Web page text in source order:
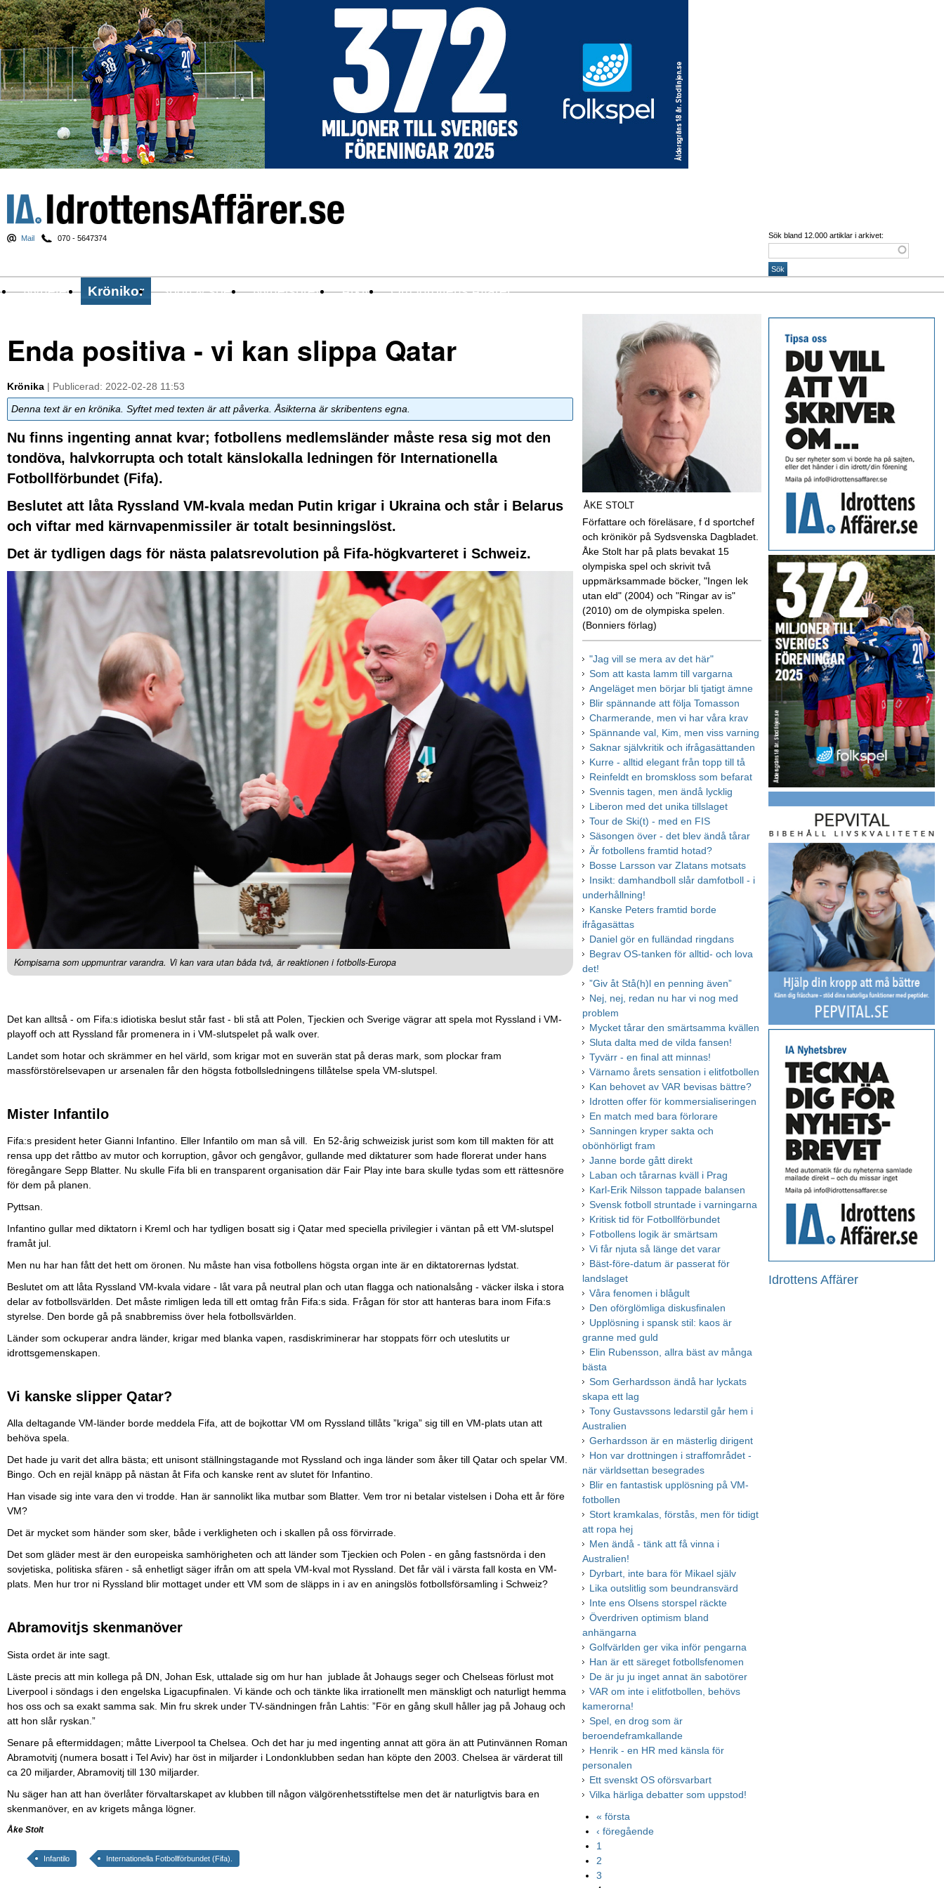
Mail 070 - 5647374 Sök bland 12.000 artiklar i arkivet:
Nyheter Krönikor Sport & spel Nyhetsbrev Arkiv Om Idrottens Affärer
Enda positiva - vi kan slippa Qatar
Krönika | Publicerad: 2022-02-28 11:53
Denna text är en krönika. Syftet med texten är att påverka. Åsikterna är skribentens egna.
Nu finns ingenting annat kvar; fotbollens medlemsländer måste resa sig mot den
tondöva, halvkorrupta och totalt känslokalla ledningen för Internationella
Fotbollförbundet (Fifa).
Beslutet att låta Ryssland VM-kvala medan Putin krigar i Ukraina och står i Belarus
och viftar med kärnvapenmissiler är totalt besinningslöst.
Det är tydligen dags för nästa palatsrevolution på Fifa-högkvarteret i Schweiz.
Kompisarna som uppmuntrar varandra. Vi kan vara utan båda två, är reaktionen i fotbolls-Europa
Det kan alltså - om Fifa:s idiotiska beslut står fast - bli stå att Polen, Tjeckien och Sverige vägrar att spela mot Ryssland i VM-
playoff och att Ryssland får promenera in i VM-slutspelet på walk over.
Landet som hotar och skrämmer en hel värld, som krigar mot en suverän stat på deras mark, som plockar fram
massförstörelsevapen ur arsenalen får den högsta fotbollsledningens tillåtelse spela VM-slutspel.
Mister Infantilo
Fifa:s president heter Gianni Infantino. Eller Infantilo om man så vill. En 52-årig schweizisk jurist som kom till makten för att
rensa upp det råttbo av mutor och korruption, gåvor och gengåvor, gullande med diktaturer som hade florerat under hans
föregångare Sepp Blatter. Nu skulle Fifa bli en transparent organisation där Fair Play inte bara skulle tydas som ett rättesnöre
för dem på planen.
Pyttsan.
Infantino gullar med diktatorn i Kreml och har tydligen bosatt sig i Qatar med speciella privilegier i väntan på ett VM-slutspel
framåt jul.
Men nu har han fått det hett om öronen. Nu måste han visa fotbollens högsta organ inte är en diktatorernas lydstat.
Beslutet om att låta Ryssland VM-kvala vidare - låt vara på neutral plan och utan flagga och nationalsång - väcker ilska i stora
delar av fotbollsvärlden. Det måste rimligen leda till ett omtag från Fifa:s sida. Frågan för stor att hanteras bara inom Fifa:s
styrelse. Den borde gå på snabbremiss över hela fotbollsvärlden.
Länder som ockuperar andra länder, krigar med blanka vapen, rasdiskriminerar har stoppats förr och uteslutits ur
idrottsgemenskapen.
Vi kanske slipper Qatar?
Alla deltagande VM-länder borde meddela Fifa, att de bojkottar VM om Ryssland tillåts ”kriga” sig till en VM-plats utan att
behöva spela.
Det hade ju varit det allra bästa; ett unisont ställningstagande mot Ryssland och inga länder som åker till Qatar och spelar VM.
Bingo. Och en rejäl knäpp på nästan åt Fifa och kanske rent av slutet för Infantino.
Han visade sig inte vara den vi trodde. Han är sannolikt lika mutbar som Blatter. Vem tror ni betalar vistelsen i Doha ett år före
VM?
Det är mycket som händer som sker, både i verkligheten och i skallen på oss förvirrade.
Det som gläder mest är den europeiska samhörigheten och att länder som Tjeckien och Polen - en gång fastsnörda i den
sovjetiska, politiska sfären - så enhetligt säger ifrån om att spela VM-kval mot Ryssland. Det får väl i värsta fall kosta en VM-
plats. Men hur tror ni Ryssland blir mottaget under ett VM som de släpps in i av en aningslös fotbollsförsamling i Schweiz?
Abramovitjs skenmanöver
Sista ordet är inte sagt.
Läste precis att min kollega på DN, Johan Esk, uttalade sig om hur han jublade åt Johaugs seger och Chelseas förlust mot
Liverpool i söndags i den engelska Ligacupfinalen. Vi kände och och tänkte lika irrationellt men mänskligt och naturligt hemma
hos oss och sa exakt samma sak. Min fru skrek under TV-sändningen från Lahtis: ”För en gång skull håller jag på Johaug och
att hon slår ryskan.”
Senare på eftermiddagen; måtte Liverpool ta Chelsea. Och det har ju med ingenting annat att göra än att Putinvännen Roman
Abramotvitj (numera bosatt i Tel Aviv) har öst in miljarder i Londonklubben sedan han köpte den 2003. Chelsea är värderat till
ca 20 miljarder, Abramovitj till 130 miljarder.
Nu säger han att han överlåter förvaltarskapet av klubben till någon välgörenhetsstiftelse men det är naturligtvis bara en
skenmanöver, en av krigets många lögner.
Åke Stolt
Infantilo Internationella Fotbollförbundet (Fifa).
Idrottens Affärer
ÅKE STOLT
Författare och föreläsare, f d sportchef
och krönikör på Sydsvenska Dagbladet.
Åke Stolt har på plats bevakat 15
olympiska spel och skrivit två
uppmärksammade böcker, "Ingen lek
utan eld" (2004) och "Ringar av is"
(2010) om de olympiska spelen.
(Bonniers förlag)
"Jag vill se mera av det här"
Som att kasta lamm till vargarna
Angeläget men börjar bli tjatigt ämne
Blir spännande att följa Tomasson
Charmerande, men vi har våra krav
Spännande val, Kim, men viss varning
Saknar självkritik och ifrågasättanden
Kurre - alltid elegant från topp till tå
Reinfeldt en bromskloss som befarat
Svennis tagen, men ändå lycklig
Liberon med det unika tillslaget
Tour de Ski(t) - med en FIS
Säsongen över - det blev ändå tårar
Är fotbollens framtid hotad?
Bosse Larsson var Zlatans motsats
Insikt: damhandboll slår damfotboll - i
underhållning!
Kanske Peters framtid borde
ifrågasättas
Daniel gör en fulländad ringdans
Begrav OS-tanken för alltid- och lova
det!
”Giv åt Stå(h)l en penning även”
Nej, nej, redan nu har vi nog med
problem
Mycket tårar den smärtsamma kvällen
Sluta dalta med de vilda fansen!
Tyvärr - en final att minnas!
Värnamo årets sensation i elitfotbollen
Kan behovet av VAR bevisas bättre?
Idrotten offer för kommersialiseringen
En match med bara förlorare
Sanningen kryper sakta och
obönhörligt fram
Janne borde gått direkt
Laban och tårarnas kväll i Prag
Karl-Erik Nilsson tappade balansen
Svensk fotboll struntade i varningarna
Kritisk tid för Fotbollförbundet
Fotbollens logik är smärtsam
Vi får njuta så länge det varar
Bäst-före-datum är passerat för
landslaget
Våra fenomen i blågult
Den oförglömliga diskusfinalen
Upplösning i spansk stil: kaos är
granne med guld
Elin Rubensson, allra bäst av många
bästa
Som Gerhardsson ändå har lyckats
skapa ett lag
Tony Gustavssons ledarstil går hem i
Australien
Gerhardsson är en mästerlig dirigent
Hon var drottningen i straffområdet -
när världsettan besegrades
Blir en fantastisk upplösning på VM-
fotbollen
Stort kramkalas, förstås, men för tidigt
att ropa hej
Men ändå - tänk att få vinna i
Australien!
Dyrbart, inte bara för Mikael själv
Lika outslitlig som beundransvärd
Inte ens Olsens storspel räckte
Överdriven optimism bland
anhängarna
Golfvärlden ger vika inför pengarna
Han är ett säreget fotbollsfenomen
De är ju ju inget annat än sabotörer
VAR om inte i elitfotbollen, behövs
kamerorna!
Spel, en drog som är
beroendeframkallande
Henrik - en HR med känsla för
personalen
Ett svenskt OS oförsvarbart
Vilka härliga debatter som uppstod!
« första
‹ föregående
1
2
3